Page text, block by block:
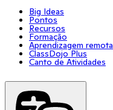
Big Ideas
Pontos
Recursos
Formação
Aprendizagem remota
ClassDojo Plus
Canto de Atividades